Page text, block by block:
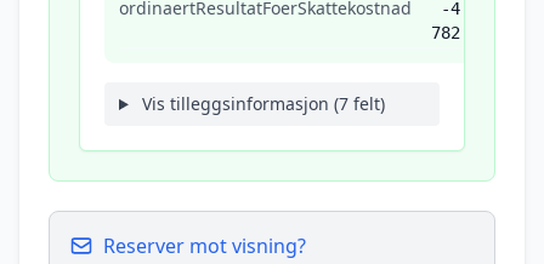
ordinaertResultatFoerSkattekostnad
-4
782
Vis tilleggsinformasjon (7 felt)
Reserver mot visning?